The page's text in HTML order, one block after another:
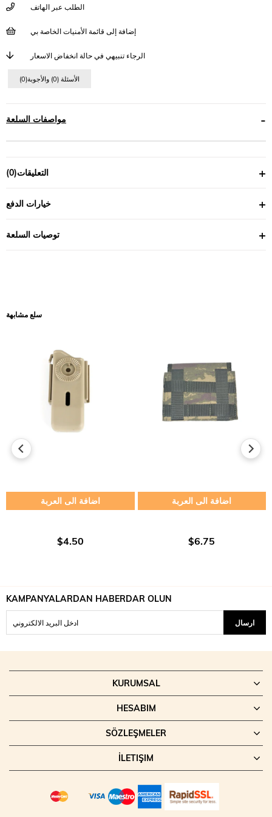
الطلب عبر الهاتف
إضافة إلى قائمة الأمنيات الخاصة بي
الرجاء تنبيهي في حالة انخفاض الاسعار
(0)الأسئلة (0) والأجوبة
مواصفات السلعة
التعليقات(0)
خيارات الدفع
توصيات السلعة
سلع مشابهة
اضافة الى العربة
$4.50
اضافة الى العربة
$6.75
KAMPANYALARDAN HABERDAR OLUN
ارسال
KURUMSAL
HESABIM
SÖZLEŞMELER
İLETIŞIM